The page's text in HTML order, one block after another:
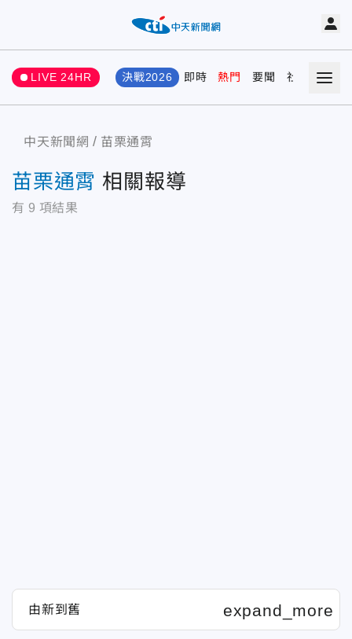
LIVE 24HR 決戰2026 即時 熱門 要聞 社會 娛樂
中天新聞網 苗栗通霄
苗栗通霄 相關報導
有 9 項結果